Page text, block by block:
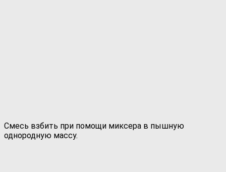
Смесь взбить при помощи миксера в пышную
однородную массу.